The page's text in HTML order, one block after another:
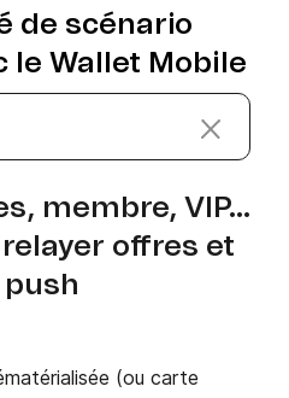
de scénario
le Wallet Mobile
membre, VIP…
offres et
(ou carte